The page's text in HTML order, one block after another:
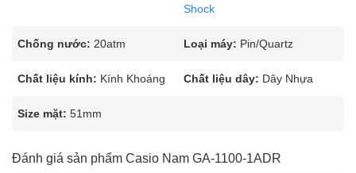
Shock
Chống nước: 20atm Loại máy: Pin/Quartz
Chất liệu kính: Kính Khoáng Chất liệu dây: Dây Nhựa
Size mặt: 51mm
Đánh giá sản phẩm Casio Nam GA-1100-1ADR